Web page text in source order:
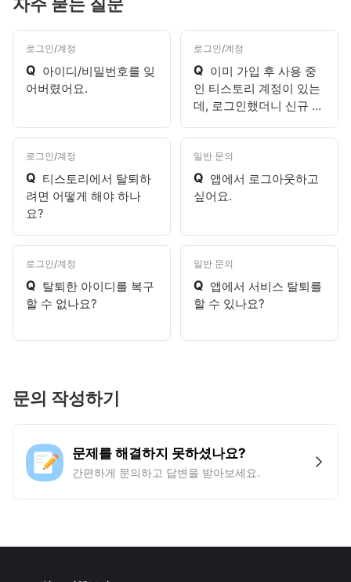
로그인/계정
Q 아이디/비밀번호를 잊
어버렸어요.
로그인/계정
Q 이미 가입 후 사용 중
인 티스토리 계정이 있는
데, 로그인했더니 신규 가
로그인/계정
Q 티스토리에서 탈퇴하
려면 어떻게 해야 하나
요?
일반 문의
Q 앱에서 로그아웃하고
싶어요.
로그인/계정
Q 탈퇴한 아이디를 복구
할 수 없나요?
일반 문의
Q 앱에서 서비스 탈퇴를
할 수 있나요?
문의 작성하기
문제를 해결하지 못하셨나요?
간편하게 문의하고 답변을 받아보세요.